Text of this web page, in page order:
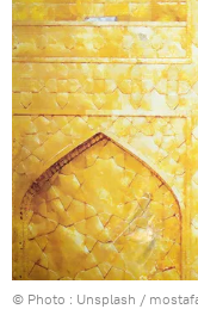
© Photo : Unsplash /